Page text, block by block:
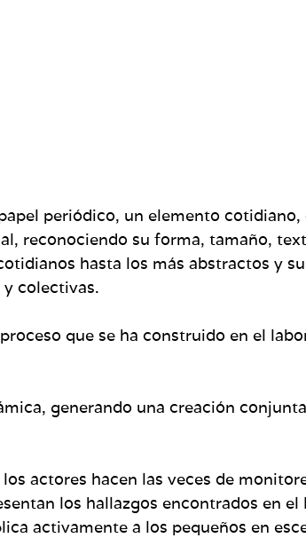
periódico, un elemento
reconociendo su forma, tamaño,
hasta los más abstractos y
colectivas.
que se ha construido en el
generando una creación
actores hacen las veces de
los hallazgos encontrados en
activamente a los pequeños en